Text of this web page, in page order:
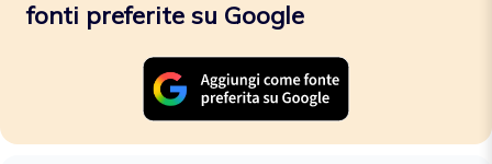
fonti preferite su Google